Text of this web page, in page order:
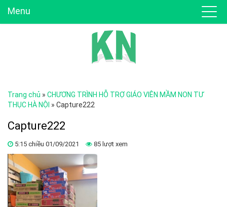
Menu
Trang chủ » CHƯƠNG TRÌNH HỖ TRỢ GIÁO VIÊN MẦM NON TƯ
THỤC HÀ NỘI » Capture222
Capture222
5:15 chiều 01/09/2021 85 lượt xem